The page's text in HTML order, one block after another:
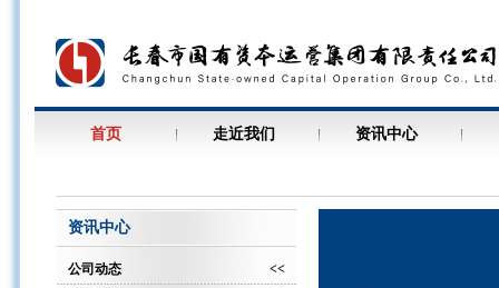
首页 走近我们 资讯中心
资讯中心
公司动态
<<